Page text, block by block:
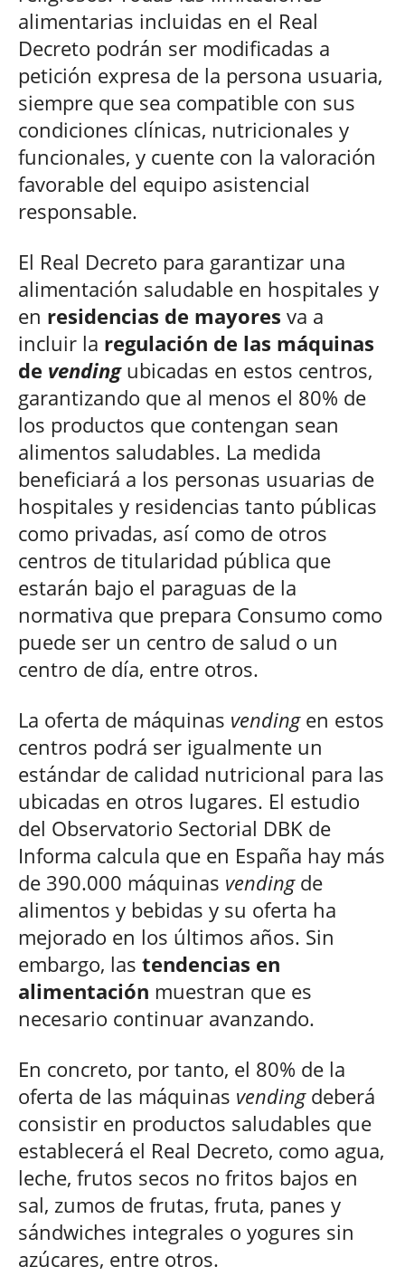
alimentarias incluidas en el Real
Decreto podrán ser modificadas a
petición expresa de la persona usuaria,
siempre que sea compatible con sus
condiciones clínicas, nutricionales y
funcionales, y cuente con la valoración
favorable del equipo asistencial
responsable.
El Real Decreto para garantizar una
alimentación saludable en hospitales y
en residencias de mayores va a
incluir la regulación de las máquinas
de vending ubicadas en estos centros,
garantizando que al menos el 80% de
los productos que contengan sean
alimentos saludables. La medida
beneficiará a los personas usuarias de
hospitales y residencias tanto públicas
como privadas, así como de otros
centros de titularidad pública que
estarán bajo el paraguas de la
normativa que prepara Consumo como
puede ser un centro de salud o un
centro de día, entre otros.
La oferta de máquinas vendingen estos
centros podrá ser igualmente un
estándar de calidad nutricional para las
ubicadas en otros lugares. El estudio
del Observatorio Sectorial DBK de
Informa calcula que en España hay más
de 390.000 máquinas vendingde
alimentos y bebidas y su oferta ha
mejorado en los últimos años. Sin
embargo, las tendencias en
alimentación muestran que es
necesario continuar avanzando.
En concreto, por tanto, el 80% de la
oferta de las máquinas vendingdeberá
consistir en productos saludables que
establecerá el Real Decreto, como agua,
leche, frutos secos no fritos bajos en
sal, zumos de frutas, fruta, panes y
sándwiches integrales o yogures sin
azúcares, entre otros.